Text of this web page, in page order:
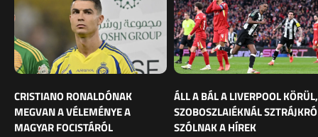
CRISTIANO RONALDÓNAK
MEGVAN A VÉLEMÉNYE A
MAGYAR FOCISTÁRÓL
ÁLL A BÁL A LIVERPOOL KÖRÜL,
SZOBOSZLAIÉKNÁL
SZÓLNAK A HÍREK